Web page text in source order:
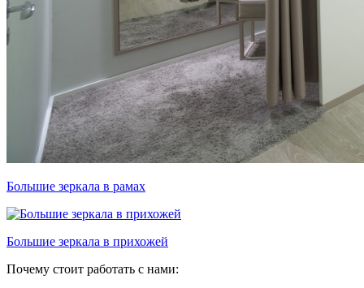
Большие зеркала в рамах
Большие зеркала в прихожей
Почему стоит работать с нами: